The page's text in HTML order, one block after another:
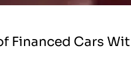
Financed Cars